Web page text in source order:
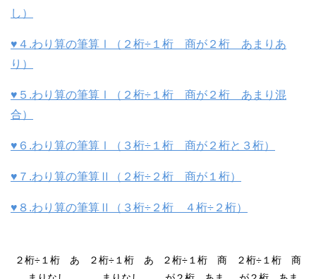
し）
♥４.わり算の筆算Ⅰ（２桁÷１桁 商が２桁 あまりあ
り）
♥５.わり算の筆算Ⅰ（２桁÷１桁 商が２桁 あまり混
合）
♥６.わり算の筆算Ⅰ（３桁÷１桁 商が２桁と３桁）
♥７.わり算の筆算Ⅱ（２桁÷２桁 商が１桁）
♥８.わり算の筆算Ⅱ（３桁÷２桁 ４桁÷２桁）
２桁÷１桁 あ
２桁÷１桁 あ
２桁÷１桁 商
２桁÷１桁 商